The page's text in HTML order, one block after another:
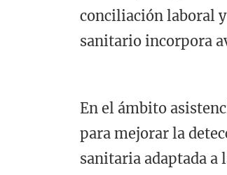
conciliación laboral
sanitario incorpora
En el ámbito
para mejorar la
sanitaria adaptada a